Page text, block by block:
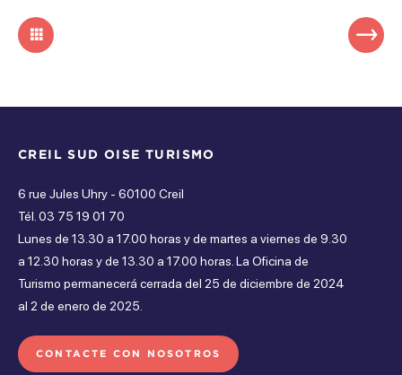
CREIL SUD OISE TURISMO
6 rue Jules Uhry - 60100 Creil
Tél. 03 75 19 01 70
Lunes de 13.30 a 17.00 horas y de martes a viernes de 9.30
a 12.30 horas y de 13.30 a 17.00 horas. La Oficina de
Turismo permanecerá cerrada del 25 de diciembre de 2024
al 2 de enero de 2025.
CONTACTE CON NOSOTROS